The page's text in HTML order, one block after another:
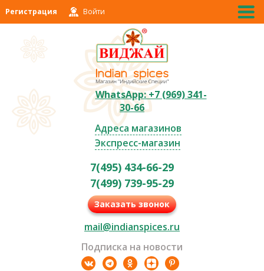
Регистрация Войти
WhatsApp: +7 (969) 341-
30-66
Адреса магазинов
Экспресс-магазин
7(495) 434-66-29
7(499) 739-95-29
Заказать звонок
mail@indianspices.ru
Подписка на новости